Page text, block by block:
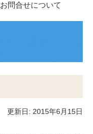
お問合せについて
更新日: 2015年6月15日